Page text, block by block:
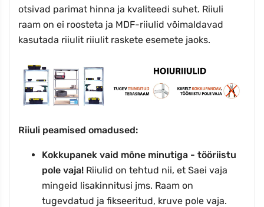
otsivad parimat hinna ja kvaliteedi suhet. Riiuli
raam on ei roosteta ja MDF-riiulid võimaldavad
kasutada riiulit riiulit raskete esemete jaoks.
Riiuli peamised omadused:
Kokkupanek vaid mõne minutiga - tööriistu
pole vaja! Riiulid on tehtud nii, et Saei vaja
mingeid lisakinnitusi jms. Raam on
tugevdatud ja fikseeritud, kruve pole vaja.